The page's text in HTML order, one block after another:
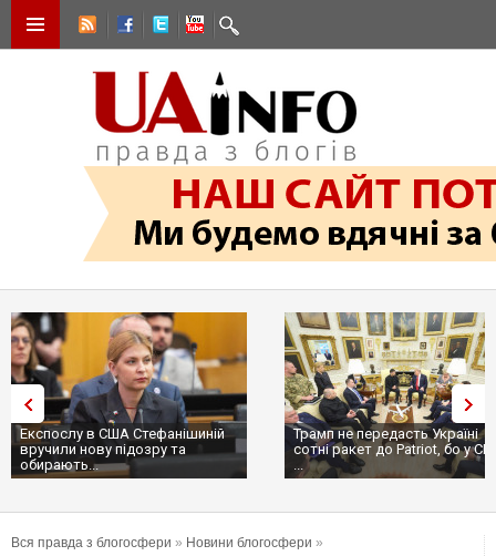
Експослу в США Стефанішиній
вручили нову підозру та
обирають...
Трамп не передасть Україні
сотні ракет до Patriot, бо у
...
Вся правда з блогосфери » Новини блогосфери »